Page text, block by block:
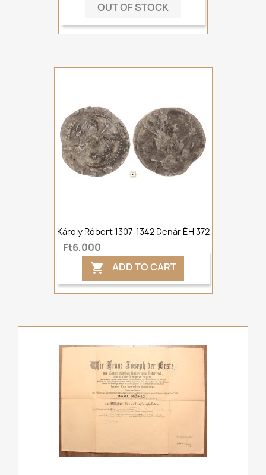
OUT OF STOCK
Károly Róbert 1307-1342 Denár ÉH 372
Ft6,000
 ADD TO CART